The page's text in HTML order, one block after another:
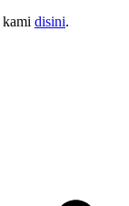
kami disini.